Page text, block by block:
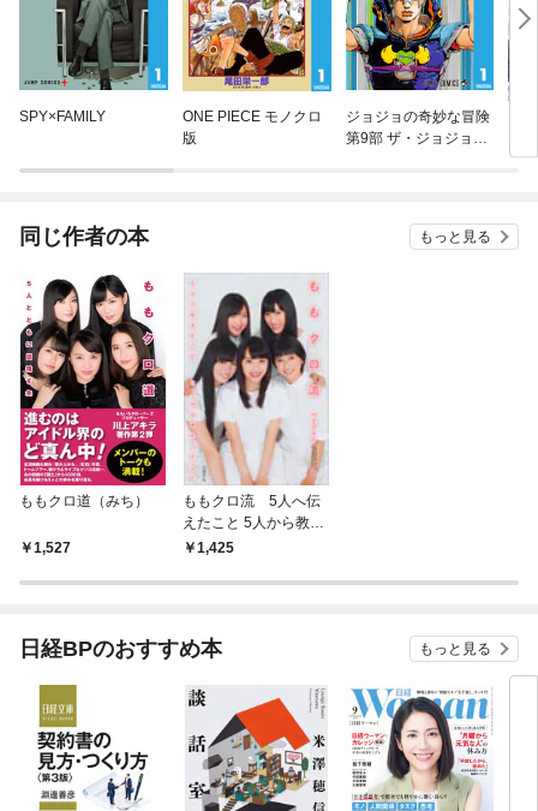
SPY×FAMILY
ONE PIECE モノクロ
版
ジョジョの奇妙な冒険
第9部 ザ・ジョジョラ
ラ
同じ作者の本 もっと見る
ももクロ道（みち）
1,527
ももクロ流 5人へ伝
えたこと 5人から教わ
ったこと
1,425
日経BPのおすすめ本 もっと見る